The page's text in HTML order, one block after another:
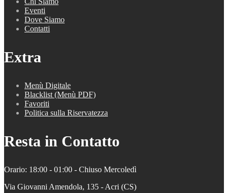
Eventi
Dove Siamo
Contatti
Extra
Menù Digitale
Blacklist (Menù PDF)
Favoriti
Politica sulla Riservatezza
Resta in Contatto
Orario: 18:00 - 01:00 - Chiuso Mercoledì
Via Giovanni Amendola, 135 - Acri (CS)